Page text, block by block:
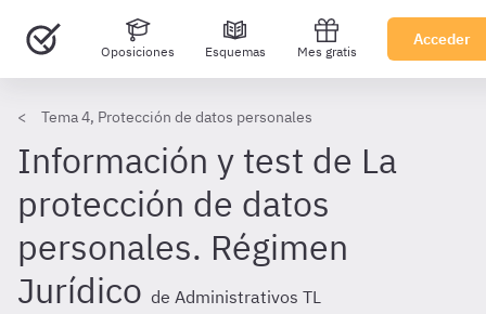
Oposiciones Esquemas Mes gratis
Acceder
Tema 4, Protección de datos personales
Información y test de La
protección de datos
personales. Régimen
Jurídico de Administrativos TL